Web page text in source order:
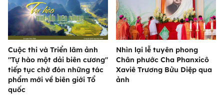
Cuộc thi và Triển lãm ảnh
"Tự hào một dải biên cương"
tiếp tục chờ đón những tác
phẩm mới về biên giới Tổ
quốc
Nhìn lại lễ tuyên phong
Chân phước Cha Phanxicô
Xaviê Trương Bửu Diệp qua
ảnh